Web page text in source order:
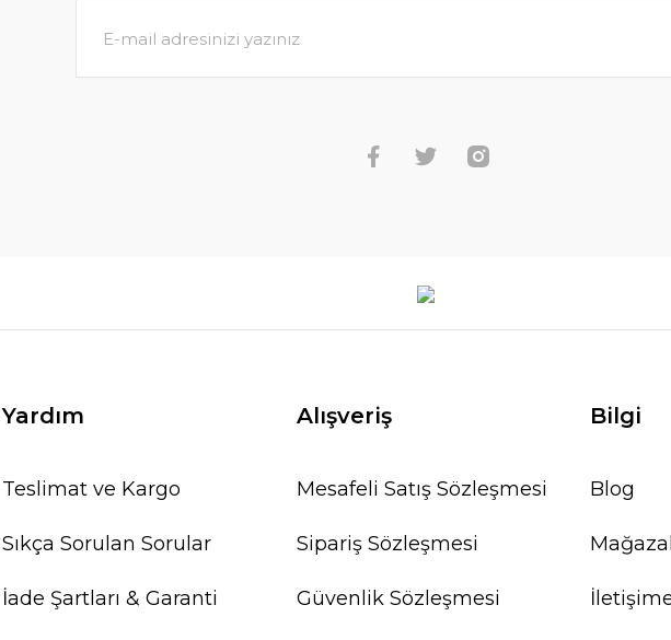
Yardım
Teslimat ve Kargo
Sıkça Sorulan Sorular
İade Şartları & Garanti
Alışveriş
Mesafeli Satış Sözleşmesi
Sipariş Sözleşmesi
Güvenlik Sözleşmesi
Bilgi
Blog